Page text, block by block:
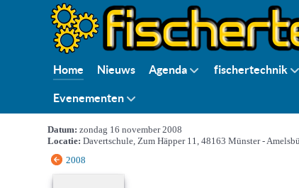
Home Nieuws Agenda fischertechnik
Evenementen
Datum: zondag 16 november 2008
Locatie: Davertschule, Zum Häpper 11, 48163 Münster -
2008